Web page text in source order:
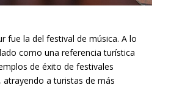
fue la del festival de música. A lo
como una referencia turística
de éxito de festivales
atrayendo a turistas de más